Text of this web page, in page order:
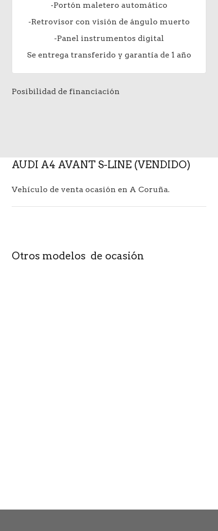
-Portón maletero automático
-Retrovisor con visión de ángulo muerto
-Panel instrumentos digital
Se entrega transferido y garantía de 1 año
Posibilidad de financiación
AUDI A4 AVANT S-LINE (VENDIDO)
Vehículo de venta ocasión en A Coruña.
Otros modelos de ocasión